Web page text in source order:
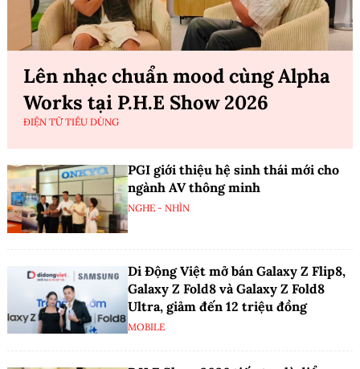
Lên nhạc chuẩn mood cùng Alpha
Works tại P.H.E Show 2026
ĐIỆN TỬ TIÊU DÙNG
PGI giới thiệu hệ sinh thái mới cho
ngành AV thông minh
NGHE - NHÌN
Di Động Việt mở bán Galaxy Z Flip8,
Galaxy Z Fold8 và Galaxy Z Fold8
Ultra, giảm đến 12 triệu đồng
MOBILE